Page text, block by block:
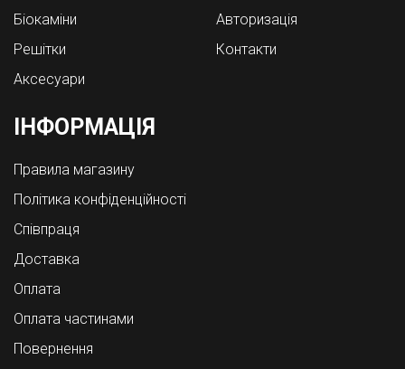
Біокаміни
Решітки
Аксесуари
Авторизація
Контакти
ІНФОРМАЦІЯ
Правила магазину
Політика конфіденційності
Співпраця
Доставка
Оплата
Оплата частинами
Повернення